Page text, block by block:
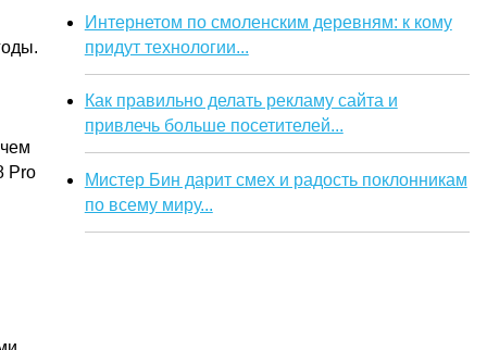
Pro
Интернетом по смоленским деревням: к кому
придут технологии...
Как правильно делать рекламу сайта и
привлечь больше посетителей...
Мистер Бин дарит смех и радость поклонникам
по всему миру...